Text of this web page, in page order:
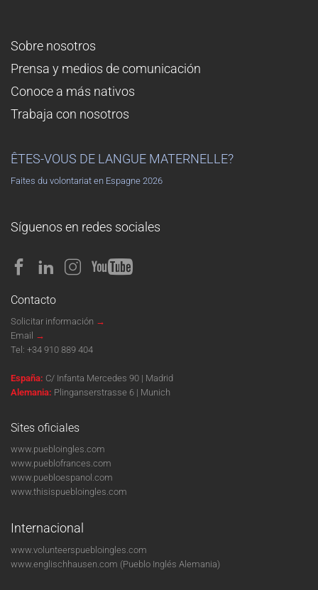
Sobre nosotros
Prensa y medios de comunicación
Conoce a más nativos
Trabaja con nosotros
ÊTES-VOUS DE LANGUE MATERNELLE?
Faites du volontariat en Espagne 2026
Síguenos en redes sociales
Contacto
Solicitar información →
Email →
Tel: +34 910 889 404
España: C/ Infanta Mercedes 90 | Madrid
Alemania: Plinganserstrasse 6 | Munich
Sites oficiales
www.puebloingles.com
www.pueblofrances.com
www.puebloespanol.com
www.thisispuebloingles.com
Internacional
www.volunteerspuebloingles.com
www.englischhausen.com (Pueblo Inglés Alemania)